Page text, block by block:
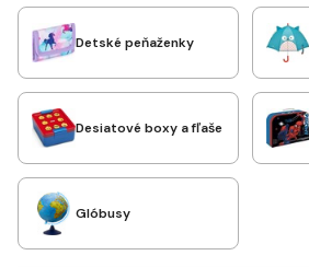
Detské peňaženky
Desiatové boxy a fľaše
Glóbusy